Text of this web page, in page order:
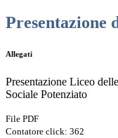
Presentazione
Allegati
Presentazione Liceo
Sociale Potenziato
File PDF
Contatore click: 362